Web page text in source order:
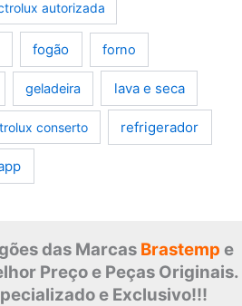
autorizada
fogão forno
geladeira lava e seca
conserto refrigerador
das Marcas Brastemp e
Preço e Peças Originais.
e Exclusivo!!!